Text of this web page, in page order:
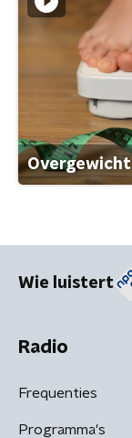
Wie luistert
Radio
Frequenties
Programma's